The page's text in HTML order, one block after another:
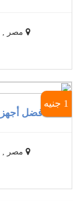
مصر , 13 شارع سيزوستريس محطه الرمل ..
1 جنيه
أفضل
مصر , 13 شارع سيزوستريس محطه الرمل ..